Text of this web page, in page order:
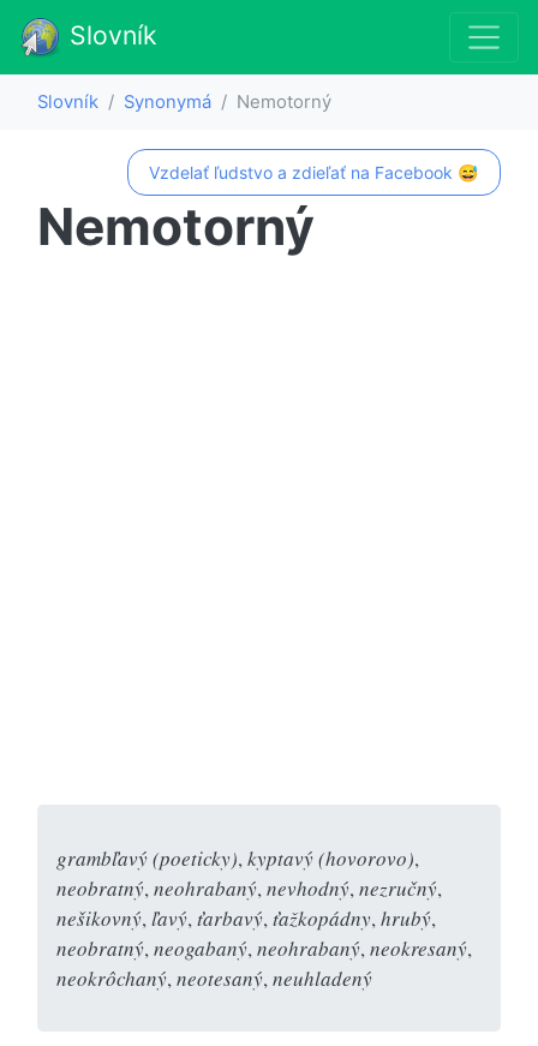
Slovník
Slovník Synonymá Nemotorný
Vzdelať ľudstvo a zdieľať na Facebook 😅
Nemotorný
grambľavý (poeticky), kyptavý (hovorovo),
neobratný, neohrabaný, nevhodný, nezručný,
nešikovný, ľavý, ťarbavý, ťažkopádny, hrubý,
neobratný, neogabaný, neohrabaný, neokresaný,
neokrôchaný, neotesaný, neuhladený